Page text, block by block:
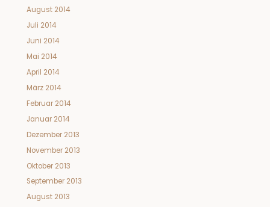
August 2014
Juli 2014
Juni 2014
Mai 2014
April 2014
März 2014
Februar 2014
Januar 2014
Dezember 2013
November 2013
Oktober 2013
September 2013
August 2013